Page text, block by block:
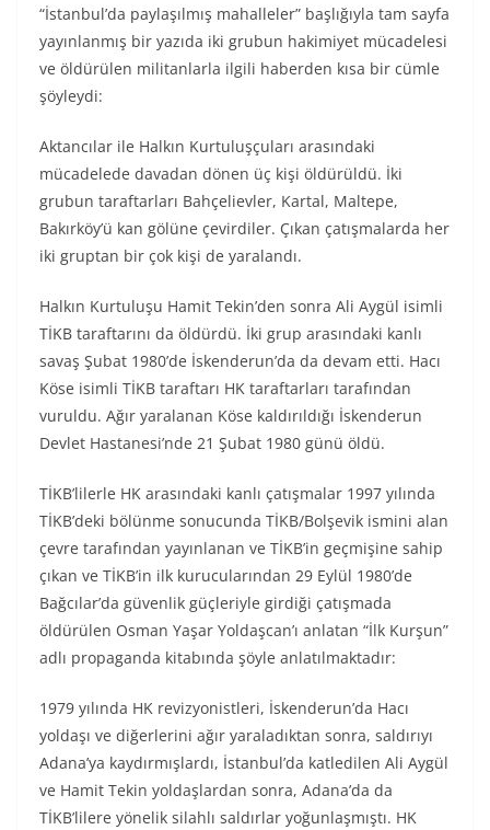
“İstanbul’da paylaşılmış mahalleler” başlığıyla tam sayfa
yayınlanmış bir yazıda iki grubun hakimiyet mücadelesi
ve öldürülen militanlarla ilgili haberden kısa bir cümle
şöyleydi:
Aktancılar ile Halkın Kurtuluşçuları arasındaki
mücadelede davadan dönen üç kişi öldürüldü. İki
grubun taraftarları Bahçelievler, Kartal, Maltepe,
Bakırköy’ü kan gölüne çevirdiler. Çıkan çatışmalarda her
iki gruptan bir çok kişi de yaralandı.
Halkın Kurtuluşu Hamit Tekin’den sonra Ali Aygül isimli
TİKB taraftarını da öldürdü. İki grup arasındaki kanlı
savaş Şubat 1980’de İskenderun’da da devam etti. Hacı
Köse isimli TİKB taraftarı HK taraftarları tarafından
vuruldu. Ağır yaralanan Köse kaldırıldığı İskenderun
Devlet Hastanesi’nde 21 Şubat 1980 günü öldü.
TİKB’lilerle HK arasındaki kanlı çatışmalar 1997 yılında
TİKB’deki bölünme sonucunda TİKB/Bolşevik ismini alan
çevre tarafından yayınlanan ve TİKB’in geçmişine sahip
çıkan ve TİKB’in ilk kurucularından 29 Eylül 1980’de
Bağcılar’da güvenlik güçleriyle girdiği çatışmada
öldürülen Osman Yaşar Yoldaşcan’ı anlatan “İlk Kurşun”
adlı propaganda kitabında şöyle anlatılmaktadır:
1979 yılında HK revizyonistleri, İskenderun’da Hacı
yoldaşı ve diğerlerini ağır yaraladıktan sonra, saldırıyı
Adana’ya kaydırmışlardı, İstanbul’da katledilen Ali Aygül
ve Hamit Tekin yoldaşlardan sonra, Adana’da da
TİKB’lilere yönelik silahlı saldırlar yoğunlaşmıştı. HK